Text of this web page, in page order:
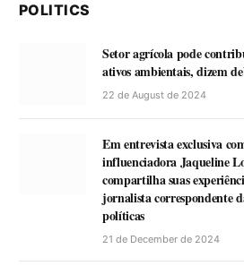
POLITICS
Setor agrícola pode
ativos ambientais, dizem
22 de August de 2024
Em entrevista exclusiva
influenciadora Jaqueline
compartilha suas
jornalista correspondente
políticas
21 de December de 2024